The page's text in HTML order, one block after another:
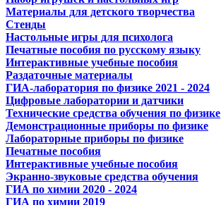
Материалы для детского творчества
Стенды
Настольные игры для психолога
Печатные пособия по русскому языку
Интерактивные учебные пособия
Раздаточные материалы
ГИА-лаборатория по физике 2021 - 2024
Цифровые лаборатории и датчики
Технические средства обучения по физике
Демонстрационные приборы по физике
Лабораторные приборы по физике
Печатные пособия
Интерактивные учебные пособия
Экранно-звуковые средства обучения
ГИА по химии 2020 - 2024
ГИА по химии 2019